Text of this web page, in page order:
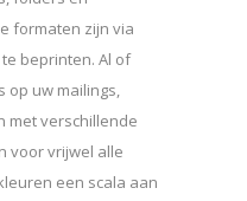
formaten zijn via
beprinten. Al of
op uw mailings,
met verschillende
voor vrijwel alle
een scala aan